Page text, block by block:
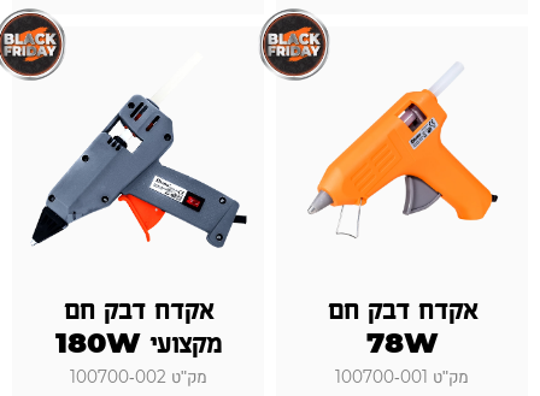
אקדח דבק חם
78W
מק"ט 100700-001
אקדח דבק חם
מקצועי 180W
מק"ט 100700-002